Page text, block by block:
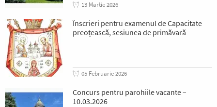
13 Martie 2026
Înscrieri pentru examenul de Capacitate
preoțească, sesiunea de primăvară
05 Februarie 2026
Concurs pentru parohiile vacante –
10.03.2026